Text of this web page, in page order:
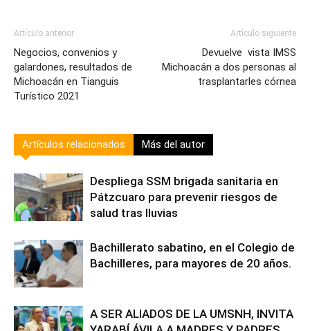
Artículo anterior
Negocios, convenios y
galardones, resultados de
Michoacán en Tianguis
Turístico 2021
Artículo siguiente
Devuelve vista IMSS
Michoacán a dos personas al
trasplantarles córnea
Artículos relacionados Más del autor
Despliega SSM brigada sanitaria en
Pátzcuaro para prevenir riesgos de
salud tras lluvias
Bachillerato sabatino, en el Colegio de
Bachilleres, para mayores de 20 años.
A SER ALIADOS DE LA UMSNH, INVITA